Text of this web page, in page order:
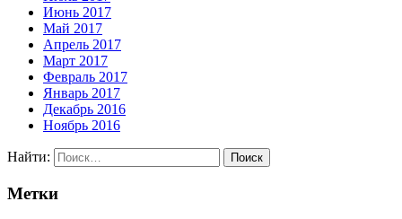
Июнь 2017
Май 2017
Апрель 2017
Март 2017
Февраль 2017
Январь 2017
Декабрь 2016
Ноябрь 2016
Найти:
Метки